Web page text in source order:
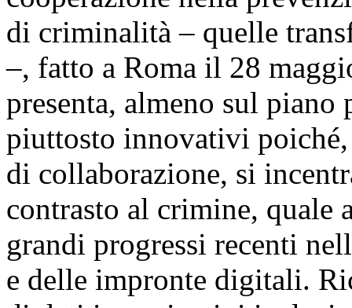
di criminalità – quelle
–, fatto a Roma il 28
presenta, almeno sul
piuttosto innovativi
di collaborazione, si
contrasto al crimine, quale
grandi progressi recenti
e delle impronte digitali.